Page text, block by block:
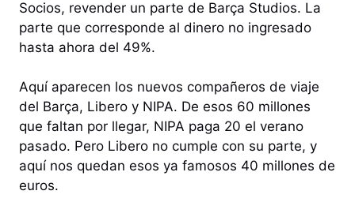
Socios, revender un parte de Barça Studios. La
parte que corresponde al dinero no ingresado
hasta ahora del 49%.
Aquí aparecen los nuevos compañeros de viaje
del Barça, Libero y NIPA. De esos 60 millones
que faltan por llegar, NIPA paga 20 el verano
pasado. Pero Libero no cumple con su parte, y
aquí nos quedan esos ya famosos 40 millones de
euros.